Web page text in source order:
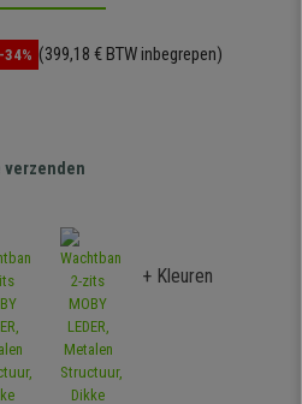
-34% (399,18 € BTW inbegrepen)
verzenden
+ Kleuren